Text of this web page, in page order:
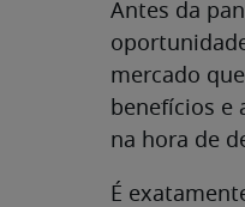
Antes da
mercado
benefícios e
na hora de
É